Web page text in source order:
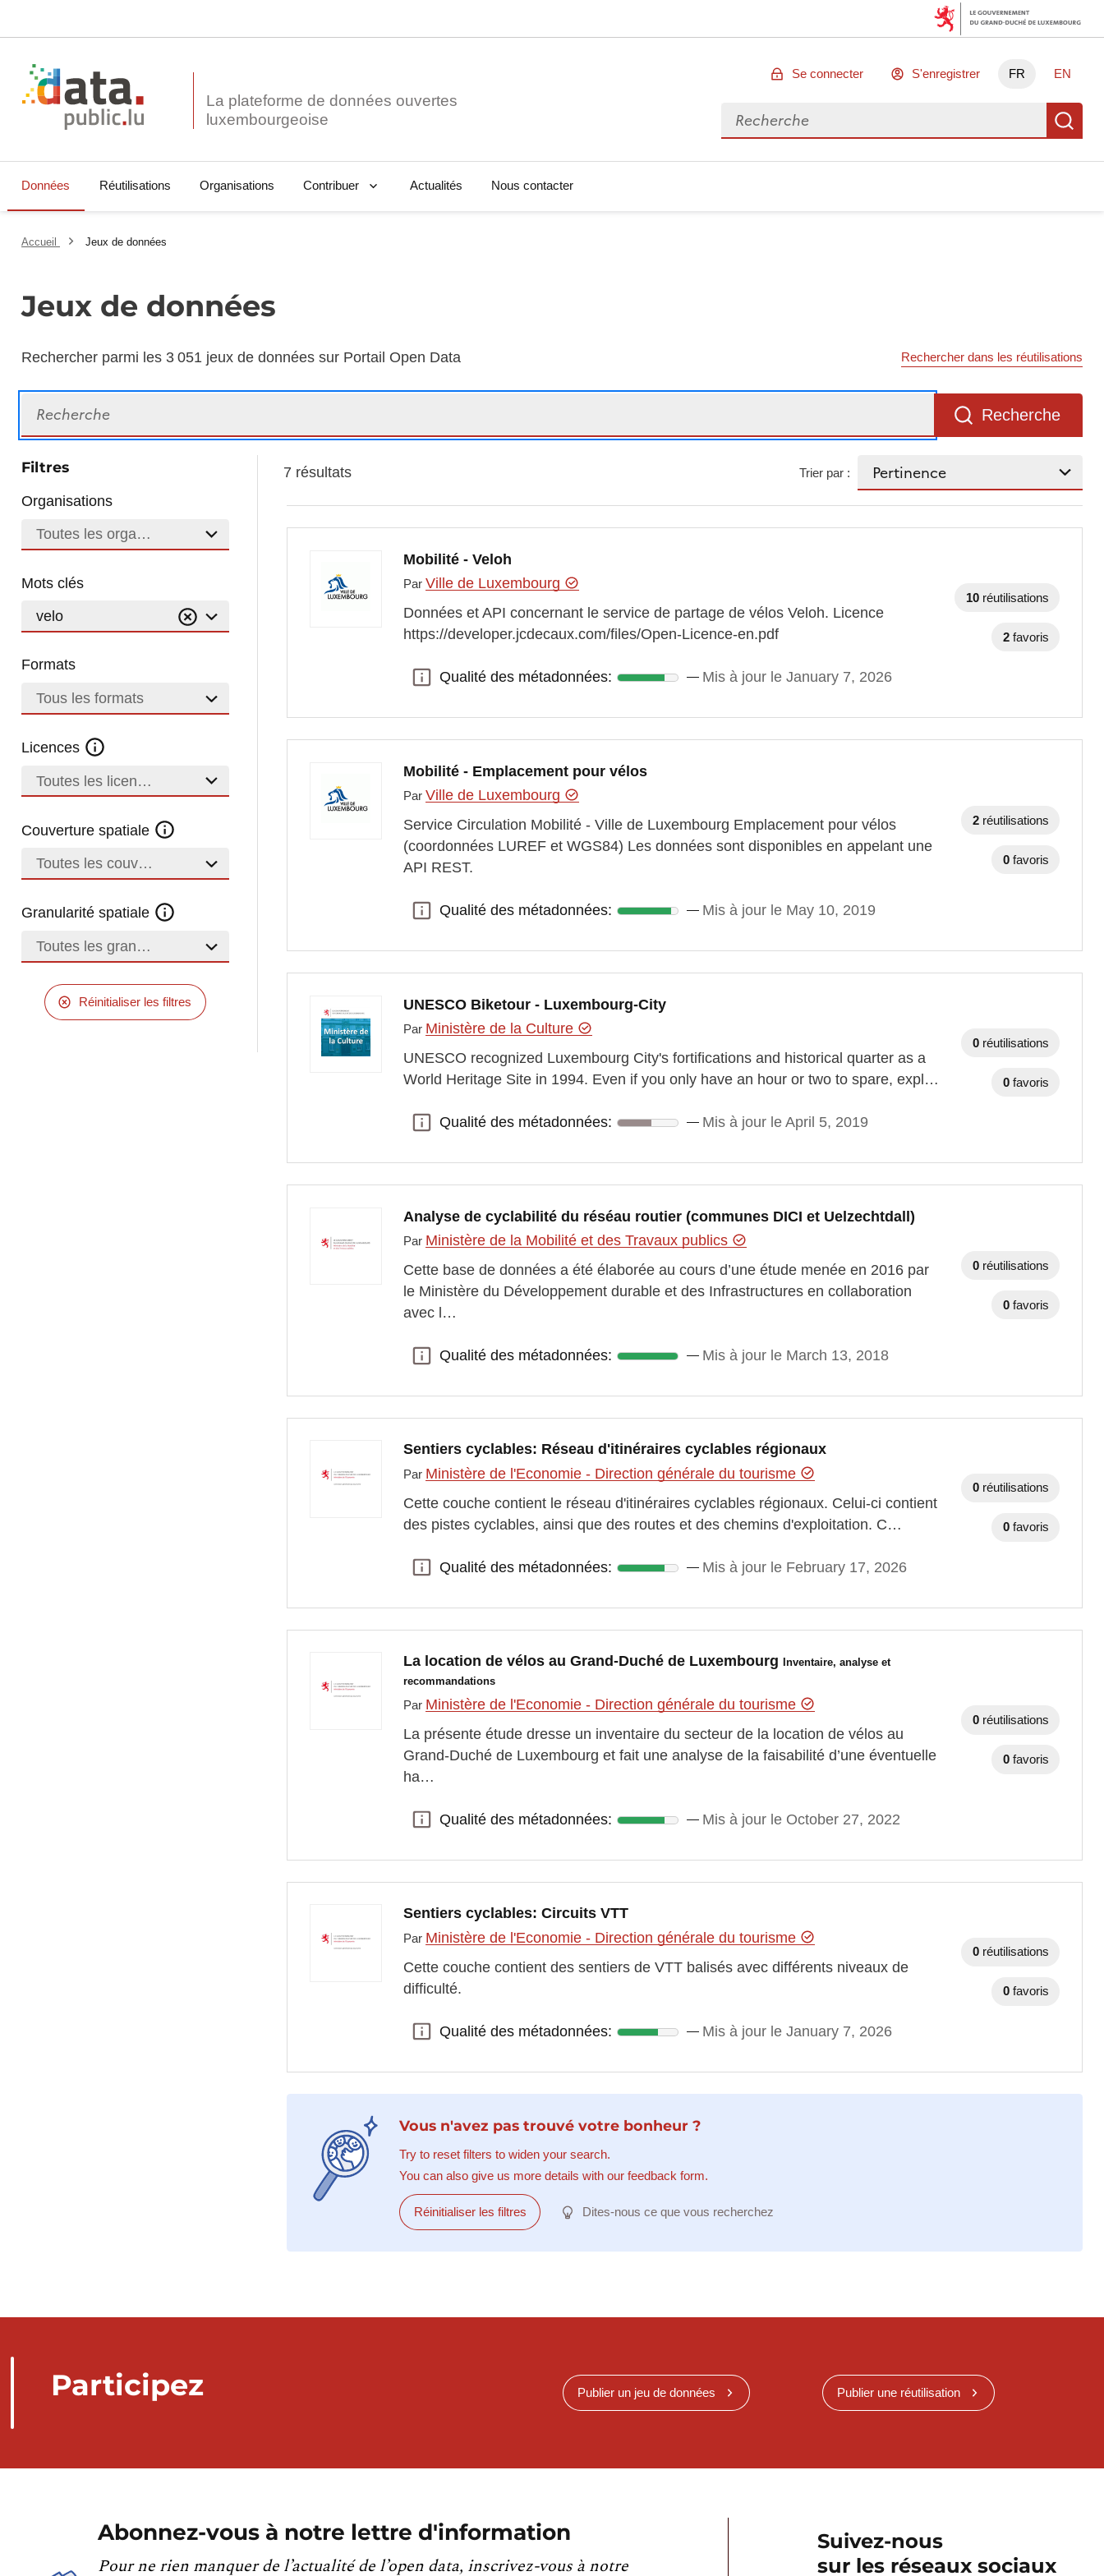
La plateforme de données ouvertes
Se connecter S'enregistrer FR EN
Rechercher des données
Données Réutilisations Organisations Contribuer Actualités Nous contacter
Accueil Jeux de données
Jeux de données
Rechercher parmi les 3 051 jeux de données sur Portail Open Data Rechercher dans les réutilisations
Recherche
Filtres
Organisations
Toutes les organisations
Mots clés
velo
Formats
Tous les formats
Licences
Toutes les licences
Couverture spatiale
Toutes les couvertures
Granularité spatiale
Toutes les granularités
Réinitialiser les filtres
7 résultats Trier par :
Mobilité - Veloh
ParVille de Luxembourg
Données et API concernant le service de partage de vélos Veloh. Licence
https://developer.jcdecaux.com/files/Open-Licence-en.pdf
Qualité des métadonnées:
Qualité des métadonnées: Mis à jour le January 7, 2026
10 réutilisations
2 favoris
Mobilité - Emplacement pour vélos
ParVille de Luxembourg
Service Circulation Mobilité - Ville de Luxembourg Emplacement pour vélos
(coordonnées LUREF et WGS84) Les données sont disponibles en appelant une
API REST.
Qualité des métadonnées:
Qualité des métadonnées: Mis à jour le May 10, 2019
2 réutilisations
0 favoris
UNESCO Biketour - Luxembourg-City
Par Ministère de la Culture
UNESCO recognized Luxembourg City's fortifications and historical quarter as a
World Heritage Site in 1994. Even if you only have an hour or two to spare, expl…
Qualité des métadonnées:
Qualité des métadonnées: Mis à jour le April 5, 2019
0 réutilisations
0 favoris
Analyse de cyclabilité du réséau routier (communes DICI et Uelzechtdall)
Par Ministère de la Mobilité et des Travaux publics
Cette base de données a été élaborée au cours d’une étude menée en 2016 par
le Ministère du Développement durable et des Infrastructures en collaboration
avec l…
Qualité des métadonnées:
Qualité des métadonnées: Mis à jour le March 13, 2018
0 réutilisations
0 favoris
Sentiers cyclables: Réseau d'itinéraires cyclables régionaux
Par Ministère de l'Economie - Direction générale du tourisme
Cette couche contient le réseau d'itinéraires cyclables régionaux. Celui-ci contient
des pistes cyclables, ainsi que des routes et des chemins d'exploitation. C…
Qualité des métadonnées:
Qualité des métadonnées: Mis à jour le February 17, 2026
0 réutilisations
0 favoris
La location de vélos au Grand-Duché de Luxembourg Inventaire, analyse et
recommandations
Par Ministère de l'Economie - Direction générale du tourisme
La présente étude dresse un inventaire du secteur de la location de vélos au
Grand-Duché de Luxembourg et fait une analyse de la faisabilité d’une éventuelle
ha…
Qualité des métadonnées:
Qualité des métadonnées: Mis à jour le October 27, 2022
0 réutilisations
0 favoris
Sentiers cyclables: Circuits VTT
Par Ministère de l'Economie - Direction générale du tourisme
Cette couche contient des sentiers de VTT balisés avec différents niveaux de
difficulté.
Qualité des métadonnées:
Qualité des métadonnées: Mis à jour le January 7, 2026
0 réutilisations
0 favoris
Vous n'avez pas trouvé votre bonheur ?
Try to reset filters to widen your search.
You can also give us more details with our feedback form.
Réinitialiser les filtres Dites-nous ce que vous recherchez
Participez Publier un jeu de données Publier une réutilisation
Abonnez-vous à notre lettre d'information
Pour ne rien manquer de l’actualité de l’open data, inscrivez-vous à notre
Suivez-nous
sur les réseaux sociaux